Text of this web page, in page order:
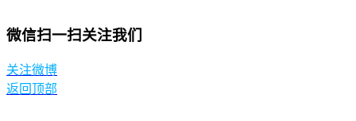
微信扫一扫关注我们
关注微博
返回顶部